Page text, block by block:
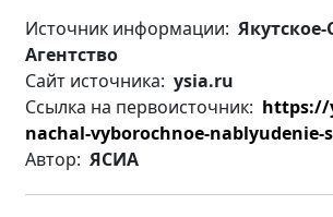
Источник информации:
Агентство
Сайт источника: ysia.ru
Ссылка на первоисточник: https://
nachal-vyborochnoe-
Автор: ЯСИА